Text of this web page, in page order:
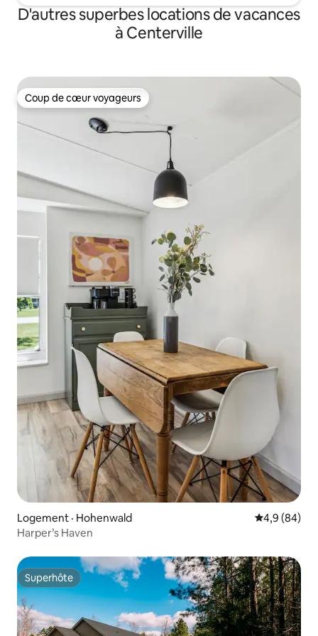
D'autres superbes locations de vacances
à Centerville
Coup de cœur voyageurs
Coup de cœur voyageurs
Logement · Hohenwald Note
4,9 (84)
Harper’s Haven
Superhôte
Superhôte